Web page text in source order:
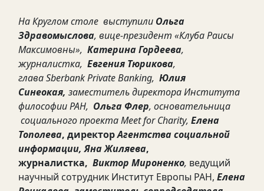
На Круглом столе выступили Ольга
Здравомыслова, вице-президент «Клуба Раисы
Максимовны», Катерина Гордеева,
журналистка, Евгения Тюрикова,
главаSberbankPrivateBanking, Юлия
Синеокая, заместитель директора Института
философии РАН, Ольга Флер, основательница
социального проектаMeetfor Charity, Елена
Тополева, директорАгентства социальной
информации,Яна Жиляева,
журналистка, Виктор Мироненко, ведущий
научный сотрудник Институт Европы РАН, Елена